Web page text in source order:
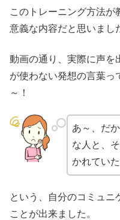
このトレーニング方法が
意義な内容だと思いまし
動画の通り、実際に声を
が使わない発想の言葉っ
～！
あ～、だ
な人と、
かれてい
という、自分のコミュニ
ことが出来ました。